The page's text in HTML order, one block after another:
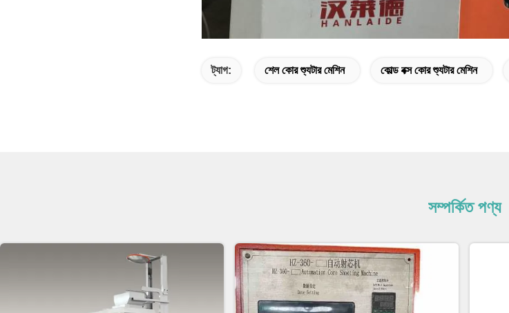
ট্যাগ: শেল কোর শ্যুটার মেশিন কোল্ড বক্স কোর শ্যুটার মেশিন
সম্পর্কিত পণ্য